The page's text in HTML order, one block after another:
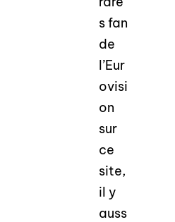
s fan
de
l’Eur
ovisi
on
sur
ce
site,
il y
auss